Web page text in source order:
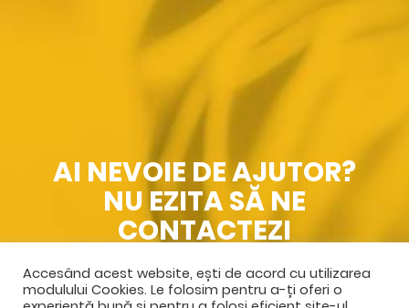
AI NEVOIE DE AJUTOR?
NU EZITA SĂ NE
CONTACTEZI
SPRE CONTACT
Accesând acest website, ești de acord cu utilizarea
modulului Cookies. Le folosim pentru a-ți oferi o